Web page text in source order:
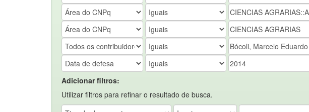
Adicionar filtros:
Utilizar filtros para refinar o resultado de busca.